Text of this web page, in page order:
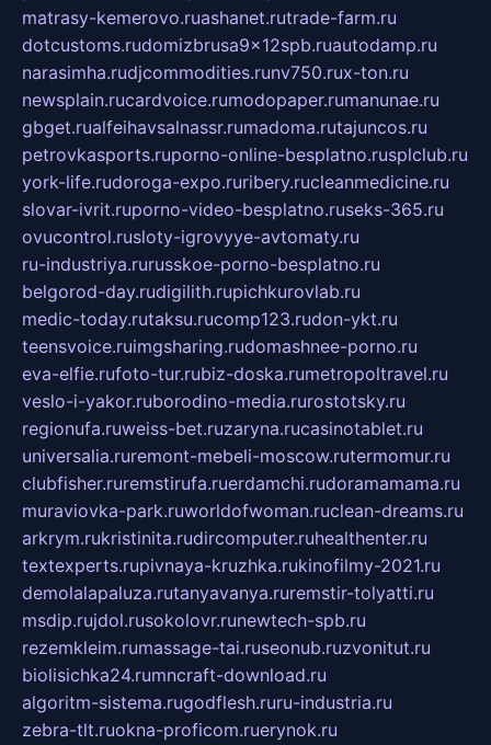
matrasy-kemerovo.ruashanet.rutrade-farm.ru
dotcustoms.rudomizbrusa9x12spb.ruautodamp.ru
narasimha.rudjcommodities.runv750.rux-ton.ru
newsplain.rucardvoice.rumodopaper.rumanunae.ru
gbget.rualfeihavsalnassr.rumadoma.rutajuncos.ru
petrovkasports.ruporno-online-besplatno.rusplclub.ru
york-life.rudoroga-expo.ruribery.rucleanmedicine.ru
slovar-ivrit.ruporno-video-besplatno.ruseks-365.ru
ovucontrol.rusloty-igrovyye-avtomaty.ru
ru-industriya.rurusskoe-porno-besplatno.ru
belgorod-day.rudigilith.rupichkurovlab.ru
medic-today.rutaksu.rucomp123.rudon-ykt.ru
teensvoice.ruimgsharing.rudomashnee-porno.ru
eva-elfie.rufoto-tur.rubiz-doska.rumetropoltravel.ru
veslo-i-yakor.ruborodino-media.rurostotsky.ru
regionufa.ruweiss-bet.ruzaryna.rucasinotablet.ru
universalia.ruremont-mebeli-moscow.rutermomur.ru
clubfisher.ruremstirufa.ruerdamchi.rudoramamama.ru
muraviovka-park.ruworldofwoman.ruclean-dreams.ru
arkrym.rukristinita.rudircomputer.ruhealthenter.ru
textexperts.rupivnaya-kruzhka.rukinofilmy-2021.ru
demolalapaluza.rutanyavanya.ruremstir-tolyatti.ru
msdip.rujdol.rusokolovr.runewtech-spb.ru
rezemkleim.rumassage-tai.ruseonub.ruzvonitut.ru
biolisichka24.rumncraft-download.ru
algoritm-sistema.rugodflesh.ruru-industria.ru
zebra-tlt.ruokna-proficom.ruerynok.ru